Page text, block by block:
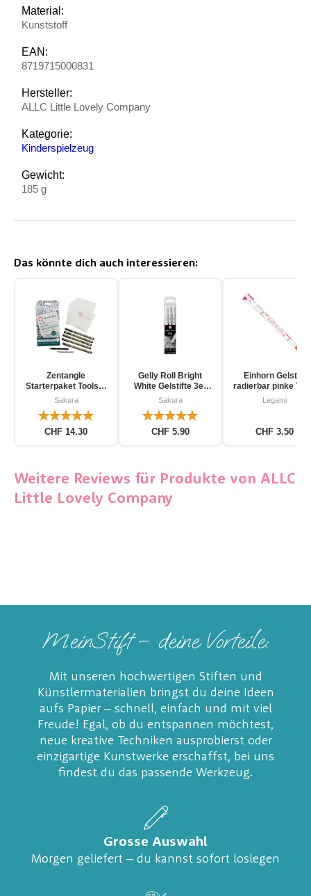
Material:
Kunststoff
EAN:
8719715000831
Hersteller:
ALLC Little Lovely Company
Kategorie:
Kinderspielzeug
Gewicht:
185 g
Das könnte dich auch interessieren:
Zentangle
Starterpaket Toolset
für Einsteiger 12-
Sakura
CHF 14.30
Gelly Roll Bright
White Gelstifte 3er
Pack
Sakura
CHF 5.90
Einhorn Gelstift
radierbar pinke
Legami
CHF 3.50
Weitere Reviews für Produkte von ALLC
Little Lovely Company
MeinStift – deine Vorteile:
Mit unseren hochwertigen Stiften und
Künstlermaterialien bringst du deine Ideen
aufs Papier – schnell, einfach und mit viel
Freude! Egal, ob du entspannen möchtest,
neue kreative Techniken ausprobierst oder
einzigartige Kunstwerke erschaffst, bei uns
findest du das passende Werkzeug.
Grosse Auswahl
Morgen geliefert – du kannst sofort loslegen